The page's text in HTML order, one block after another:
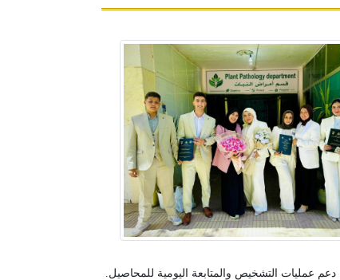
عمليات التشخيص والمتابعة اليومية للمحاصيل.